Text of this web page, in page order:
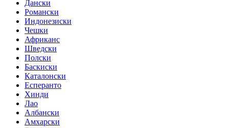
Дански
Романски
Индонезиски
Чешки
Африканс
Шведски
Полски
Баскиски
Каталонски
Есперанто
Хинди
Лао
Албански
Амхарски